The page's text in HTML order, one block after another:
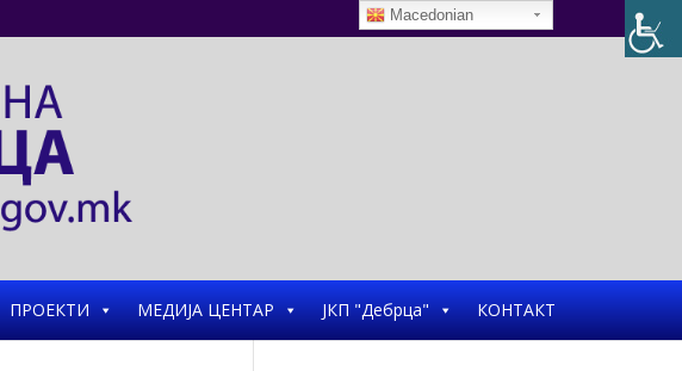
ПРОЕКТИ МЕДИЈА ЦЕНТАР ЈКП "Дебрца" КОНТАКТ
Macedonian